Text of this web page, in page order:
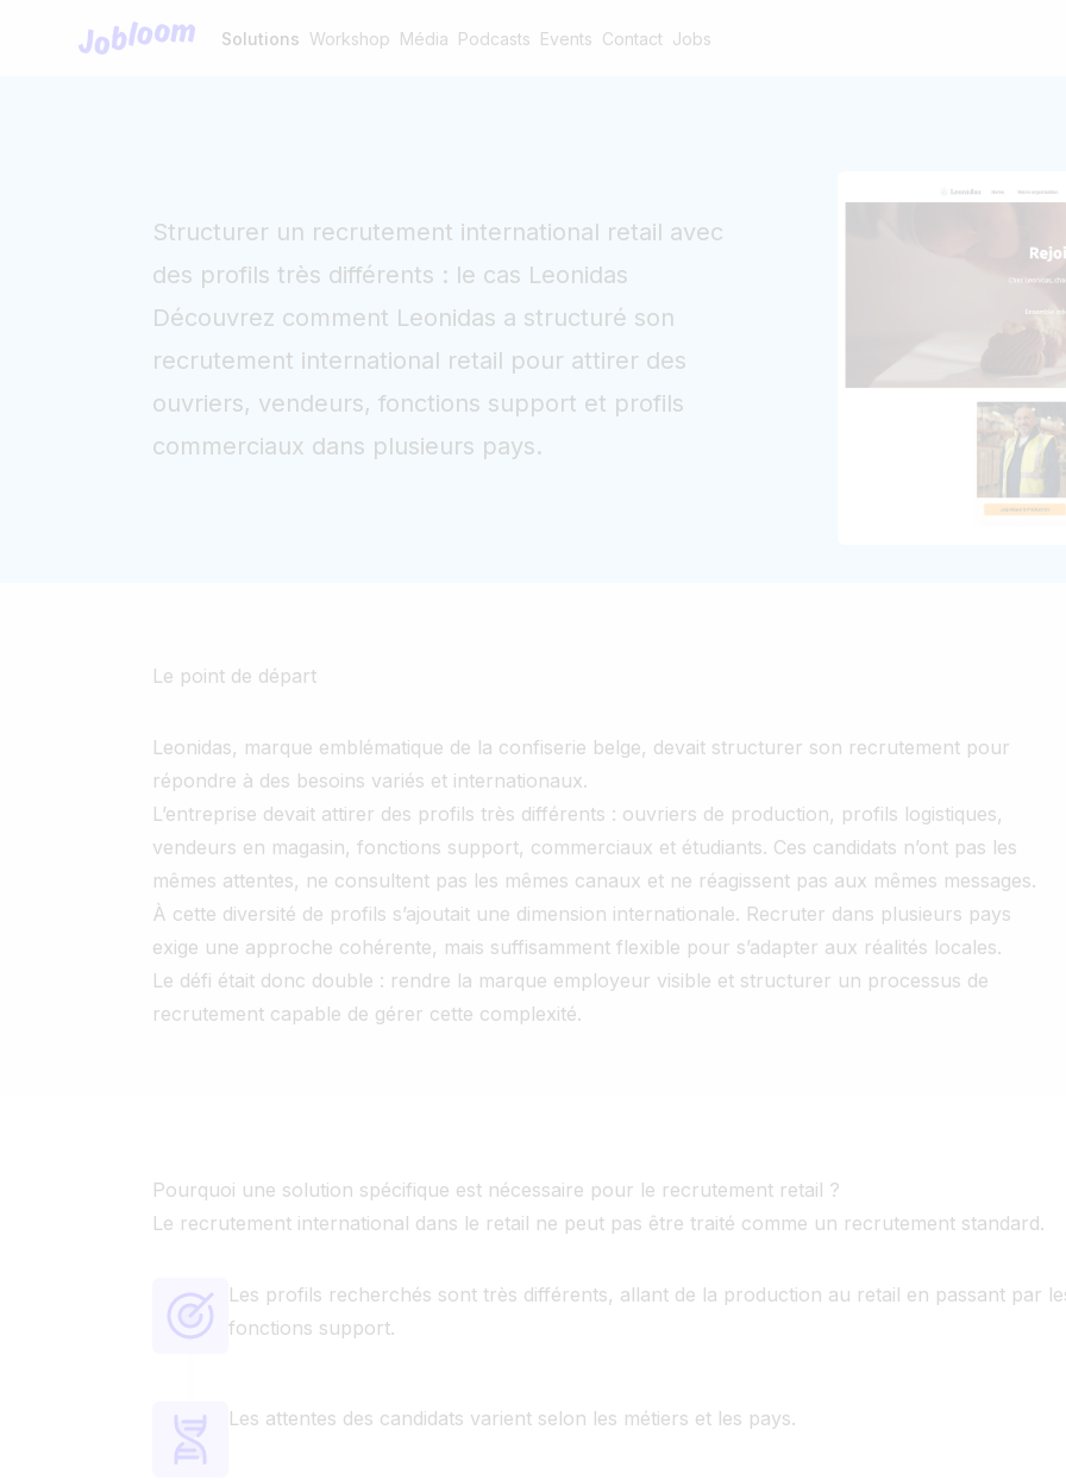
Jobloom Solutions Workshop Média Podcasts Events Contact Jobs
Structurer un recrutement international retail avec
des profils très différents : le cas Leonidas
Découvrez comment Leonidas a structuré son
recrutement international retail pour attirer des
ouvriers, vendeurs, fonctions support et profils
commerciaux dans plusieurs pays.
Le point de départ
Leonidas, marque emblématique de la confiserie belge, devait structurer son recrutement pour
répondre à des besoins variés et internationaux.
L’entreprise devait attirer des profils très différents : ouvriers de production, profils logistiques,
vendeurs en magasin, fonctions support, commerciaux et étudiants. Ces candidats n’ont pas les
mêmes attentes, ne consultent pas les mêmes canaux et ne réagissent pas aux mêmes messages.
À cette diversité de profils s’ajoutait une dimension internationale. Recruter dans plusieurs pays
exige une approche cohérente, mais suffisamment flexible pour s’adapter aux réalités locales.
Le défi était donc double : rendre la marque employeur visible et structurer un processus de
recrutement capable de gérer cette complexité.
Pourquoi une solution spécifique est nécessaire pour le recrutement retail ?
Le recrutement international dans le retail ne peut pas être traité comme un recrutement standard.
Les profils recherchés sont très différents, allant de la production au retail en passant par
fonctions support.
Les attentes des candidats varient selon les métiers et les pays.